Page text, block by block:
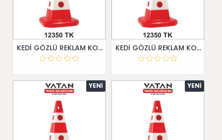
KEDİ GÖZLÜ REKLAM KONİSİ KEDİ GÖZLÜ REKLAM KONİSİ
YENI YENI